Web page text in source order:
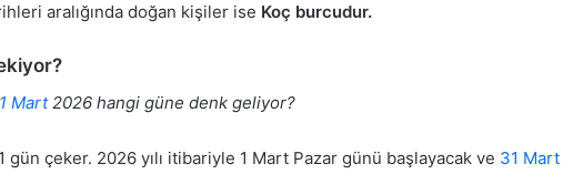
aralığında doğan kişiler ise Koç burcudur.
1 Mart2026 hangi güne denk geliyor?
gün çeker. 2026 yılı itibariyle 1 Mart Pazar günü başlayacak ve 31 Mart